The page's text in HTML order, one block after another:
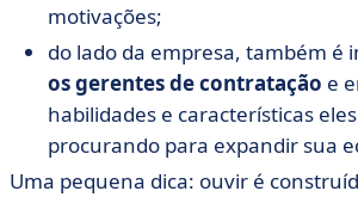
motivações;
do lado da empresa, também é
os gerentes de contratação e
habilidades e características
procurando para expandir sua
Uma pequena dica: ouvir é